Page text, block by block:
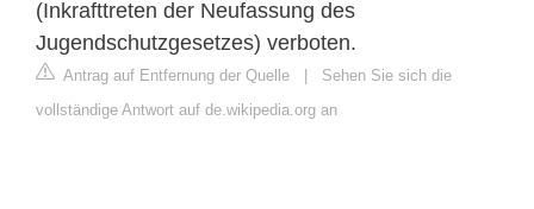
(Inkrafttreten der Neufassung des
Jugendschutzgesetzes) verboten.
Antrag auf Entfernung der Quelle | Sehen Sie sich die
vollständige Antwort auf de.wikipedia.org an